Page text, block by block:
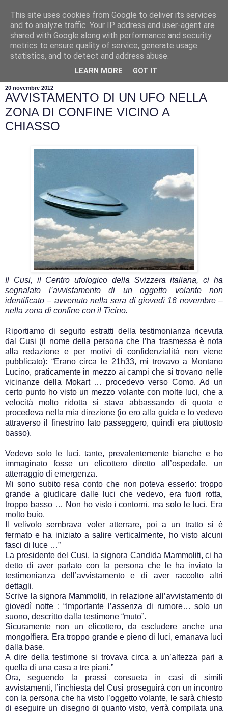
20 novembre 2012
AVVISTAMENTO DI UN UFO NELLA
ZONA DI CONFINE VICINO A
CHIASSO
Il Cusi, il Centro ufologico della Svizzera italiana, ci ha
segnalato l’avvistamento di un oggetto volante non
identificato – avvenuto nella sera di giovedì 16 novembre –
nella zona di confine con il Ticino.
Riportiamo di seguito estratti della testimonianza ricevuta
dal Cusi (il nome della persona che l’ha trasmessa è nota
alla redazione e per motivi di confidenzialità non viene
pubblicato): “Erano circa le 21h33, mi trovavo a Montano
Lucino, praticamente in mezzo ai campi che si trovano nelle
vicinanze della Mokart … procedevo verso Como. Ad un
certo punto ho visto un mezzo volante con molte luci, che a
velocità molto ridotta si stava abbassando di quota e
procedeva nella mia direzione (io ero alla guida e lo vedevo
attraverso il finestrino lato passeggero, quindi era piuttosto
basso).
Vedevo solo le luci, tante, prevalentemente bianche e ho
immaginato fosse un elicottero diretto all’ospedale. un
atterraggio di emergenza.
Mi sono subito resa conto che non poteva esserlo: troppo
grande a giudicare dalle luci che vedevo, era fuori rotta,
troppo basso … Non ho visto i contorni, ma solo le luci. Era
molto buio.
Il velivolo sembrava voler atterrare, poi a un tratto si è
fermato e ha iniziato a salire verticalmente, ho visto alcuni
fasci di luce …”
La presidente del Cusi, la signora Candida Mammoliti, ci ha
detto di aver parlato con la persona che le ha inviato la
testimonianza dell’avvistamento e di aver raccolto altri
dettagli.
Scrive la signora Mammoliti, in relazione all’avvistamento di
giovedì notte : “Importante l’assenza di rumore… solo un
suono, descritto dalla testimone “muto”.
Sicuramente non un elicottero, da escludere anche una
mongolfiera. Era troppo grande e pieno di luci, emanava luci
dalla base.
A dire della testimone si trovava circa a un’altezza pari a
quella di una casa a tre piani.”
Ora, seguendo la prassi consueta in casi di simili
avvistamenti, l’inchiesta del Cusi proseguirà con un incontro
con la persona che ha visto l’oggetto volante, le sarà chiesto
di eseguire un disegno di quanto visto, verrà compilata una
This site uses cookies from Google to deliver its services
and to analyze traffic. Your IP address and user-agent are
shared with Google along with performance and security
metrics to ensure quality of service, generate usage
statistics, and to detect and address abuse.
LEARN MORE GOT IT